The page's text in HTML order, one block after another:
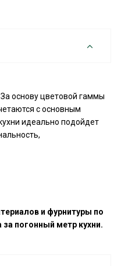
основу цветовой гаммы
с основным
идеально подойдет
и фурнитуры по
за погонный метр кухни.